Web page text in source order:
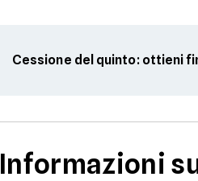
Cessione del quinto: ottieni
Informazioni